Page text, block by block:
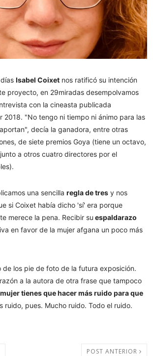
Isabel Coixet nos ratificó su intención
proyecto, en 29miradas desempolvamos
con la cineasta publicada
2018. "No tengo ni tiempo ni ánimo para las
decía la ganadora, entre otras
de siete premios Goya (tiene un octavo,
a otros cuatro directores por el
una sencilla regla de tres y nos
si Coixet había dicho 'sí' era porque
merece la pena. Recibir su espaldarazo
en favor de la mujer afgana un poco más
de los pie de foto de la futura exposición.
a la autora de otra frase que tampoco
tienes que hacer más ruido para que
ruido, pues. Mucho ruido. Todo el ruido.
POST ANTERIOR